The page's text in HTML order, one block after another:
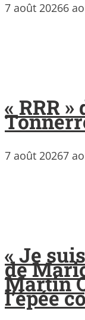
7 août 20266
« RRR
7 août 20267
« Je
de
Martin
l’épée